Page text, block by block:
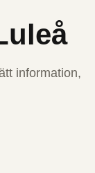
information,